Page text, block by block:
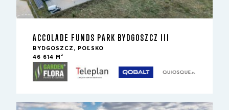
ACCOLADE FUNDS PARK BYDGOSZCZ III
BYDGOSZCZ, POĽSKO
46 614 M
2